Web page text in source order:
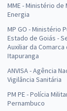
MME - Ministério de
Energia
MP GO - Ministério
Estado de Goiás -
Auxiliar da Comarca
Itapuranga
ANVISA - Agência
Vigilância Sanitária
PM PE - Polícia
Pernambuco